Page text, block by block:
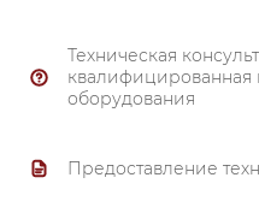
чугун.
Тройной контроль
Материал обмотки -
Техническая
оборудования
Предоставление